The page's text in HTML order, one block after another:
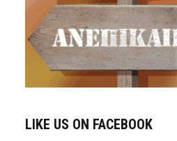
LIKE US ON FACEBOOK